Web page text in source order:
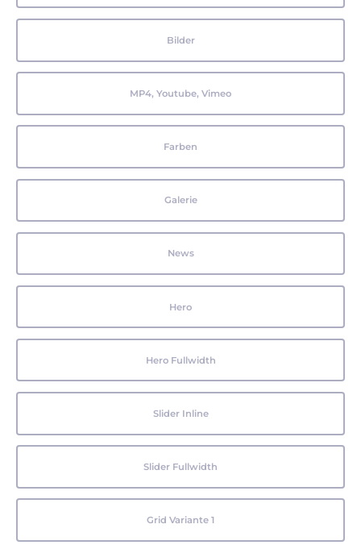
Bilder
MP4, Youtube, Vimeo
Farben
Galerie
News
Hero
Hero Fullwidth
Slider Inline
Slider Fullwidth
Grid Variante 1